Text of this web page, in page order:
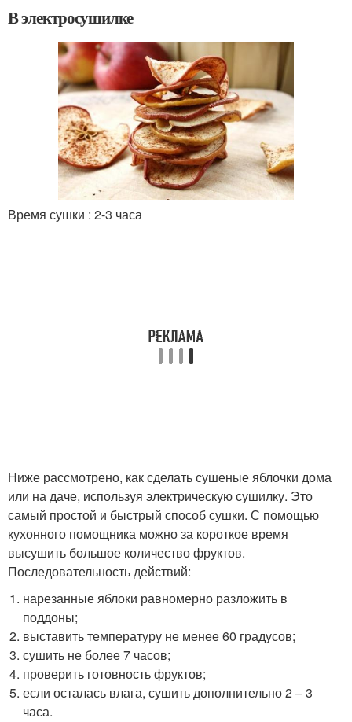
В электросушилке
Время сушки : 2-3 часа
Ниже рассмотрено, как сделать сушеные яблочки дома
или на даче, используя электрическую сушилку. Это
самый простой и быстрый способ сушки. С помощью
кухонного помощника можно за короткое время
высушить большое количество фруктов.
Последовательность действий:
нарезанные яблоки равномерно разложить в
поддоны;
выставить температуру не менее 60 градусов;
сушить не более 7 часов;
проверить готовность фруктов;
если осталась влага, сушить дополнительно 2 – 3
часа.